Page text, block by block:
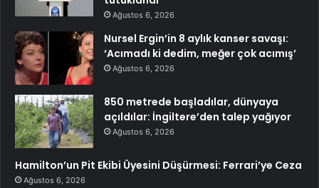
Ağustos 6, 2026
Nursel Ergin’in 8 aylık kanser savaşı:
‘Acımadı ki dedim, meğer çok acımış’
Ağustos 6, 2026
850 metrede başladılar, dünyaya
açıldılar: İngiltere’den talep yağıyor
Ağustos 6, 2026
Hamilton’un Pit Ekibi Üyesini Düşürmesi: Ferrari’ye Ceza
Ağustos 6, 2026